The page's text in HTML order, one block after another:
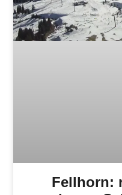
Fellhorn: